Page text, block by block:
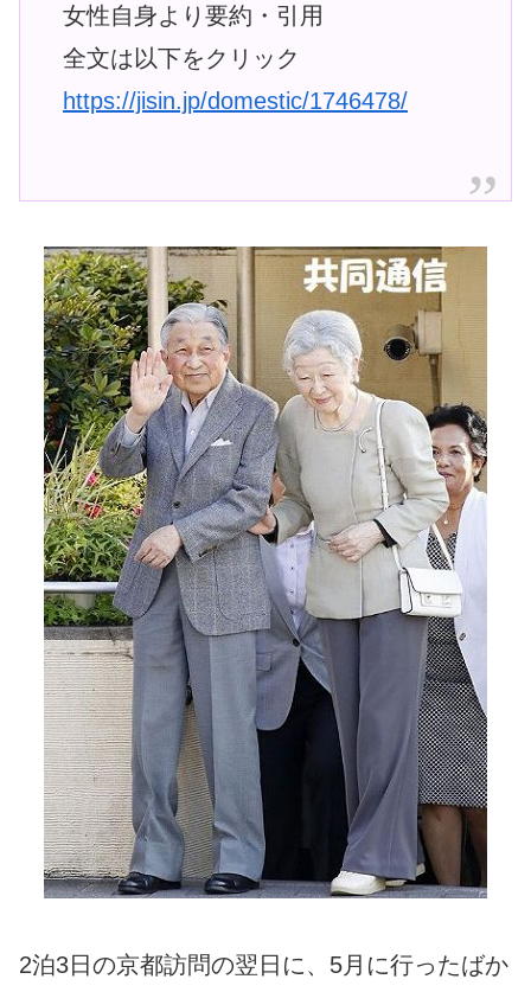
女性自身より要約・引用
全文は以下をクリック
https://jisin.jp/domestic/1746478/
2泊3日の京都訪問の翌日に、5月に行ったばか